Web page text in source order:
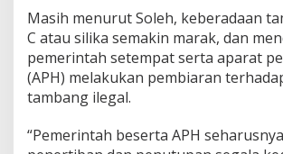
B
u
p
a
t
i
n
Masih menurut Soleh, keberadaan
C atau silika semakin marak, dan
pemerintah setempat serta aparat
(APH) melakukan pembiaran
tambang ilegal.
“Pemerintah beserta APH